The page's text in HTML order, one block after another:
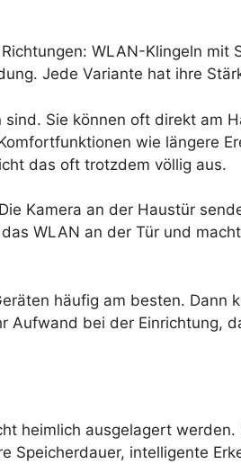
WLAN-Klingeln mit
Jede Variante hat ihre
Sie können oft direkt am
wie längere
das oft trotzdem völlig aus.
Kamera an der Haustür
WLAN an der Tür und
häufig am besten. Dann
Aufwand bei der Einrichtung,
heimlich ausgelagert
Speicherdauer, intelligente